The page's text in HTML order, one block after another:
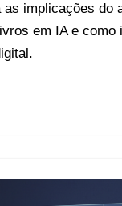
as implicações do
em IA e como